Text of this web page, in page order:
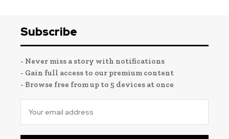
Subscribe
- Never miss a story with notifications
- Gain full access to our premium content
- Browse free from up to 5 devices at once